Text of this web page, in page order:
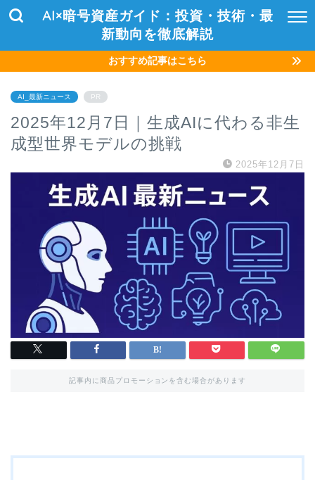
AI×暗号資産ガイド：投資・技術・最
新動向を徹底解説
おすすめ記事はこちら
AI_最新ニュース PR
2025年12月7日｜生成AIに代わる非生
成型世界モデルの挑戦
2025年12月7日
記事内に商品プロモーションを含む場合があります